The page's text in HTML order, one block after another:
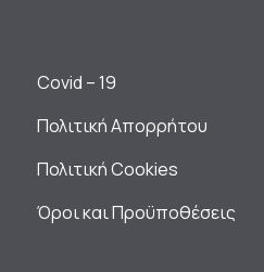
Covid – 19
Πολιτική Απορρήτου
Πολιτική Cookies
Όροι και Προϋποθέσεις